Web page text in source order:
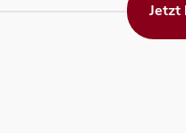
Jetzt